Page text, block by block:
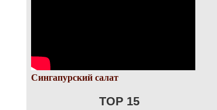
Сингапурский салат
TOP 15